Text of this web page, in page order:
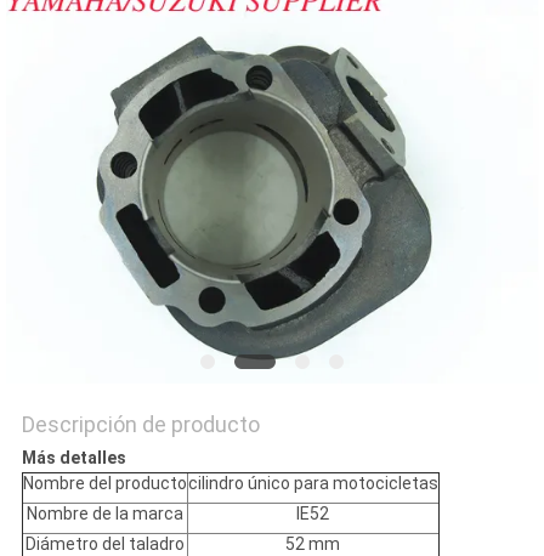
PRIVACY
POLICY
Descripción de producto
Más detalles
Nombre del productocilindro único para motocicletas
Nombre de la marca
IE52
Diámetro del taladro
52 mm